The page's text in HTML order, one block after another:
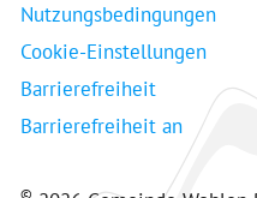
Nutzungsbedingungen
Cookie-Einstellungen
Barrierefreiheit
Barrierefreiheit an